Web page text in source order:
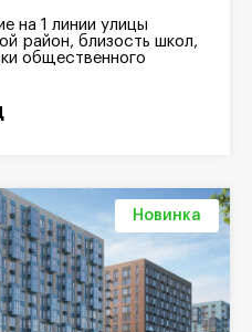
на 1 линии улицы
район, близость школ,
общественного
Новинка